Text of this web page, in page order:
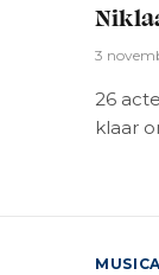
3
26
klaar